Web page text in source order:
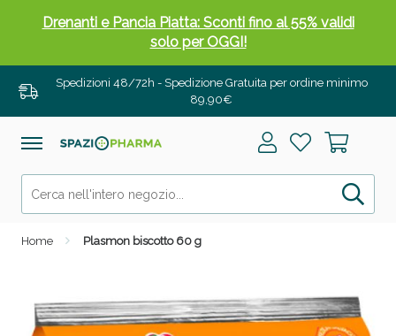
Spedizioni 48/72h - Spedizione Gratuita per ordine minimo
89,90€
Home Plasmon biscotto 60 g
Drenanti e Pancia Piatta: Sconti fino al 55% validi
solo per OGGI!